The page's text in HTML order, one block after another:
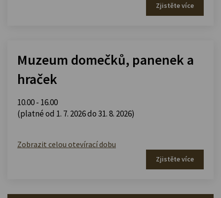
Zjistěte více
Muzeum domečků, panenek a
hraček
10.00 - 16.00
(platné od 1. 7. 2026 do 31. 8. 2026)
Zobrazit celou otevírací dobu
Zjistěte více